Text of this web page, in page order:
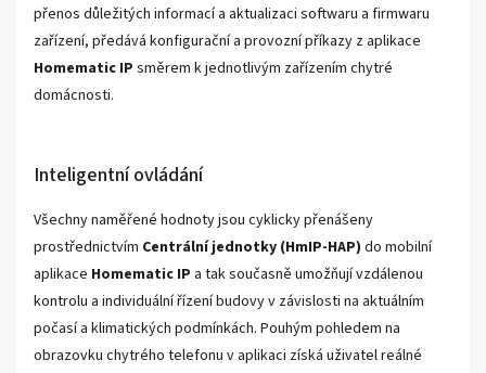
přenos důležitých informací a aktualizaci softwaru a firmwaru
zařízení, předává konfigurační a provozní příkazy z aplikace
Homematic IP směrem k jednotlivým zařízením chytré
domácnosti.
Inteligentní ovládání
Všechny naměřené hodnoty jsou cyklicky přenášeny
prostřednictvím Centrální jednotky (HmIP-HAP) do mobilní
aplikace Homematic IP a tak současně umožňují vzdálenou
kontrolu a individuální řízení budovy v závislosti na aktuálním
počasí a klimatických podmínkách. Pouhým pohledem na
obrazovku chytrého telefonu v aplikaci získá uživatel reálné